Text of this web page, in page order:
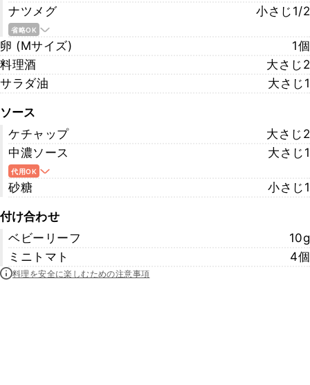
ナツメグ
小さじ1/2
省略OK
卵 (Mサイズ)
1個
料理酒
大さじ2
サラダ油
大さじ1
ソース
ケチャップ
大さじ2
中濃ソース
大さじ1
代用OK
砂糖 小さじ1
付け合わせ
ベビーリーフ
10g
ミニトマト
4個
料理を安全に楽しむための注意事項